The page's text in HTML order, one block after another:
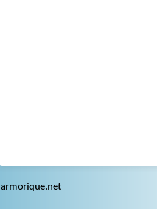
armorique.net